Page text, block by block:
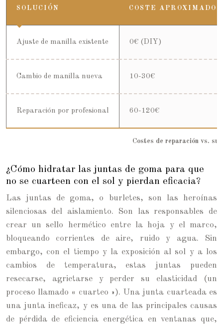
Costes de reparación vs.
SOLUCIÓN COSTE APROXIMADO
Ajuste de manilla existente 0€ (DIY)
Cambio de manilla nueva 10-30€
Reparación por profesional 60-120€
¿Cómo hidratar las juntas de goma para que
no se cuarteen con el sol y pierdan eficacia?
Las juntas de goma, o burletes, son las heroínas
silenciosas del aislamiento. Son las responsables de
crear un sello hermético entre la hoja y el marco,
bloqueando corrientes de aire, ruido y agua. Sin
embargo, con el tiempo y la exposición al sol y a los
cambios de temperatura, estas juntas pueden
resecarse, agrietarse y perder su elasticidad (un
proceso llamado « cuarteo »). Una junta cuarteada es
una junta ineficaz, y es una de las principales causas
de pérdida de eficiencia energética en ventanas que,